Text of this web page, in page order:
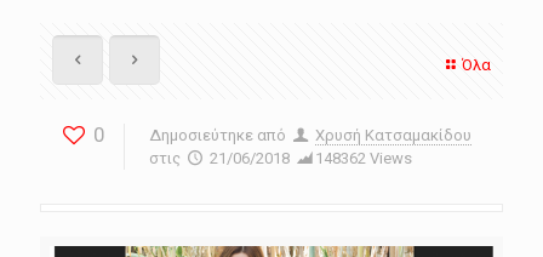
Όλα
0 Δημοσιεύτηκε από
Χρυσή Κατσαμακίδου
στις
21/06/2018 148362 Views